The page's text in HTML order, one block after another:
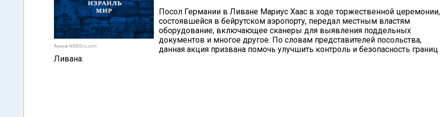
Архив NEWSru.com
Посол Германии в Ливане Мариус Хаас в ходе торжественной церемонии,
состоявшейся в бейрутском аэропорту, передал местным властям
оборудование, включающее сканеры для выявления поддельных
документов и многое другое. По словам представителей посольства,
данная акция призвана помочь улучшить контроль и безопасность границ
Ливана.